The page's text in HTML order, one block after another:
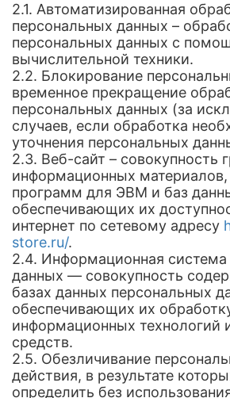
2.1. Автоматизированная
персональных данных –
персональных данных с
вычислительной техники.
2.2. Блокирование
временное прекращение
персональных данных (за
случаев, если обработка
уточнения персональных
2.3. Веб-сайт – совокупность
информационных
программ для ЭВМ и баз
обеспечивающих их
интернет по сетевому адресу
store.ru/.
2.4. Информационная система
данных — совокупность
базах данных персональных
обеспечивающих их
информационных технологий
средств.
2.5. Обезличивание
действия, в результате
определить без